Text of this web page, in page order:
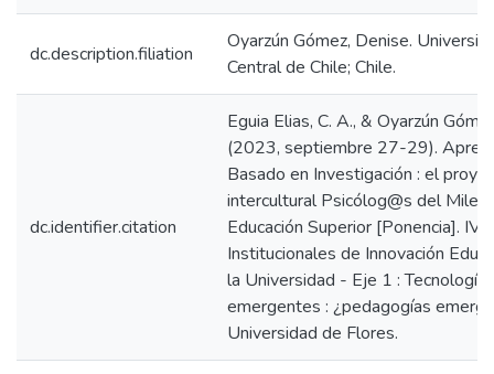
dc.description.filiation
Oyarzún Gómez, Denise.
Central de Chile; Chile.
dc.identifier.citation
Eguia Elias, C. A., & Oyarzún
(2023, septiembre 27-29).
Basado en Investigación : el
intercultural Psicólog@s del
Educación Superior [Ponencia]. IV
Institucionales de Innovación
la Universidad - Eje 1 : Tecnologías
emergentes : ¿pedagogías
Universidad de Flores.